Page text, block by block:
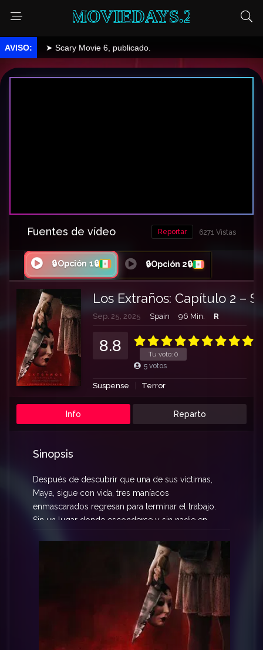
MOVIEDAYS.2
➤ Scary Movie 6, publicado.
Fuentes de vídeo 6271 Vistas
Reportar
🔒Opción 1🔒 🔒Opción 2🔒
Los Extraños: Capítulo 2 –
Sep. 25, 2025 Spain 96 Min. R
Tu voto: 0
8.8
5 votos
Suspense Terror
Info Reparto
Sinopsis
Después de descubrir que una de sus víctimas,
Maya, sigue con vida, tres maníacos
enmascarados regresan para terminar el trabajo.
Sin un lugar donde esconderse y sin nadie en
brutal lucha por sobrevivir contra unos psicópatas
dispuestos a matar a cualquiera que se interponga